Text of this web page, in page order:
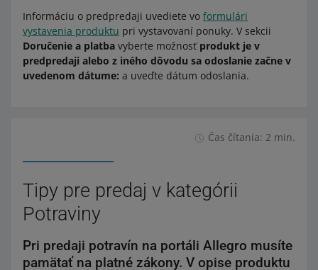
Informáciu o predpredaji uvediete vo formulári
vystavenia produktu pri vystavovaní ponuky. V sekcii
Doručenie a platba vyberte možnosťprodukt je v
predpredaji alebo z iného dôvodu sa odoslanie začne v
uvedenom dátume: a uveďte dátum odoslania.
Čas čítania: 2 min.
Tipy pre predaj v kategórii
Potraviny
Pri predaji potravín na portáli Allegro musíte
pamätať na platné zákony. V opise produktu